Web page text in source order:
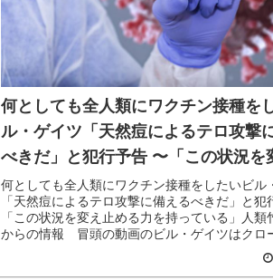
何としても全人類にワクチン接種を
ル・ゲイツ「天然痘によるテロ攻撃
べきだ」と犯行予告 〜「この状況を
る力を持っている」人類
何としても全人類にワクチン接種をしたいビル
「天然痘によるテロ攻撃に備えるべきだ」と犯
「この状況を変え止める力を持っている」人類
からの情報 冒頭の動画のビル・ゲイツはクロ